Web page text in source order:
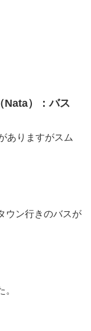
Nata）：バス
ありますがスム
ウン行きのバスが